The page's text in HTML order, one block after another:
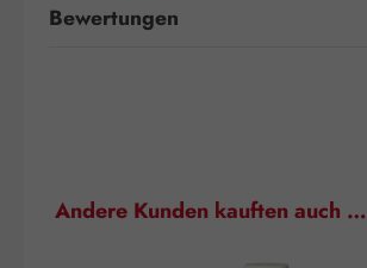
Bewertungen
Produktgalerie überspringen
Andere Kunden kauften auch …